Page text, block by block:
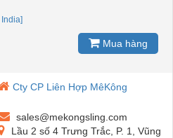
India]
Mua hàng
Cty CP Liên Hợp MêKông
sales@mekongsling.com
Lầu 2 số 4 Trưng Trắc, P. 1, Vũng